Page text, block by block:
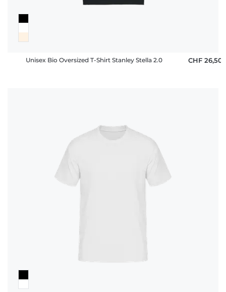
Unisex Bio Oversized T-Shirt Stanley Stella 2.0 CHF 26,50